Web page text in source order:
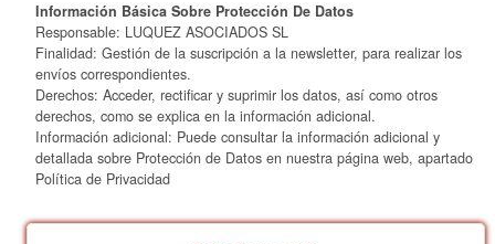
Información Básica Sobre Protección De Datos
Responsable: LUQUEZ ASOCIADOS SL
Finalidad: Gestión de la suscripción a la newsletter, para realizar los
envíos correspondientes.
Derechos: Acceder, rectificar y suprimir los datos, así como otros
derechos, como se explica en la información adicional.
Información adicional: Puede consultar la información adicional y
detallada sobre Protección de Datos en nuestra página web, apartado
Política de Privacidad